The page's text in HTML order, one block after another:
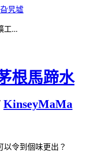
工...
根馬蹄水
KinseyMaMa
令到個味更出？